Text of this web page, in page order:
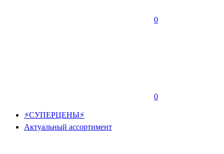
0
0
⚡СУПЕРЦЕНЫ⚡
Актуальный ассортимент